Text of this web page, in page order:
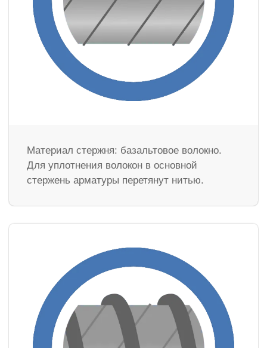
Материал стержня: базальтовое волокно.
Для уплотнения волокон в основной
стержень арматуры перетянут нитью.